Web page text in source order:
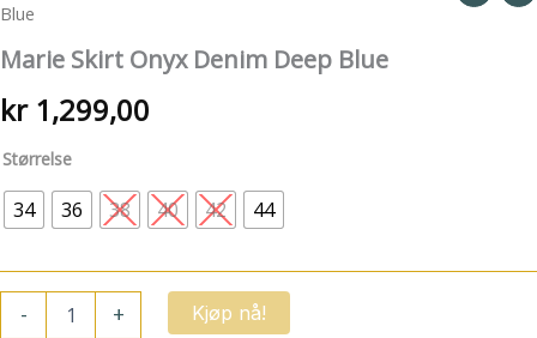
Blue
Marie Skirt Onyx Denim Deep Blue
kr1,299,00
Størrelse
34 36 38 40 42 44
-
Skirt
+ Kjøp nå!